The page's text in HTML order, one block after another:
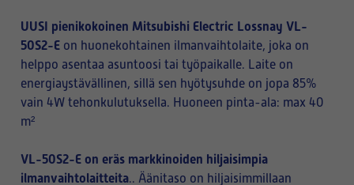
UUSI pienikokoinen Mitsubishi Electric Lossnay VL-
50S2-E on huonekohtainen ilmanvaihtolaite, joka on
helppo asentaa asuntoosi tai työpaikalle. Laite on
energiaystävällinen, sillä sen hyötysuhde on jopa 85%
vain 4W tehonkulutuksella. Huoneen pinta-ala: max 40
m²
VL-50S2-E on eräs markkinoiden hiljaisimpia
ilmanvaihtolaitteita.. Äänitaso on hiljaisimmillaan